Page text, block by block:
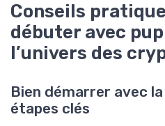
Conseils
débuter avec
l’univers des
Bien démarrer avec
étapes clés